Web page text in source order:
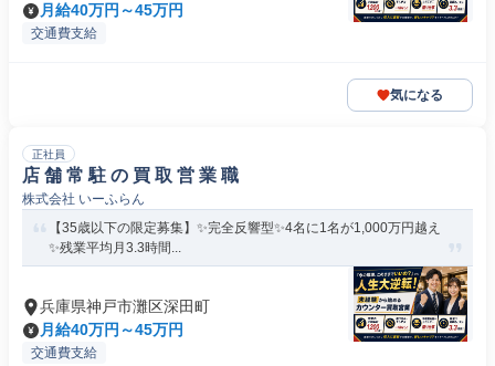
月給40万円～45万円
交通費支給
気になる
正社員
店 舗 常 駐 の 買 取 営 業 職
株式会社 いーふらん
【35歳以下の限定募集】✨完全反響型✨4名に1名が1,000万円越え
✨残業平均月3.3時間...
兵庫県神戸市灘区深田町
月給40万円～45万円
交通費支給